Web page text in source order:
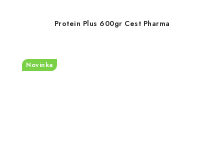
Protein Plus 600gr Cest Pharma
Novinka